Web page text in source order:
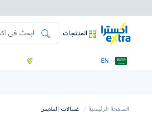
المنتجات
EN
الصفحة الرئيسية غسالات الملابس